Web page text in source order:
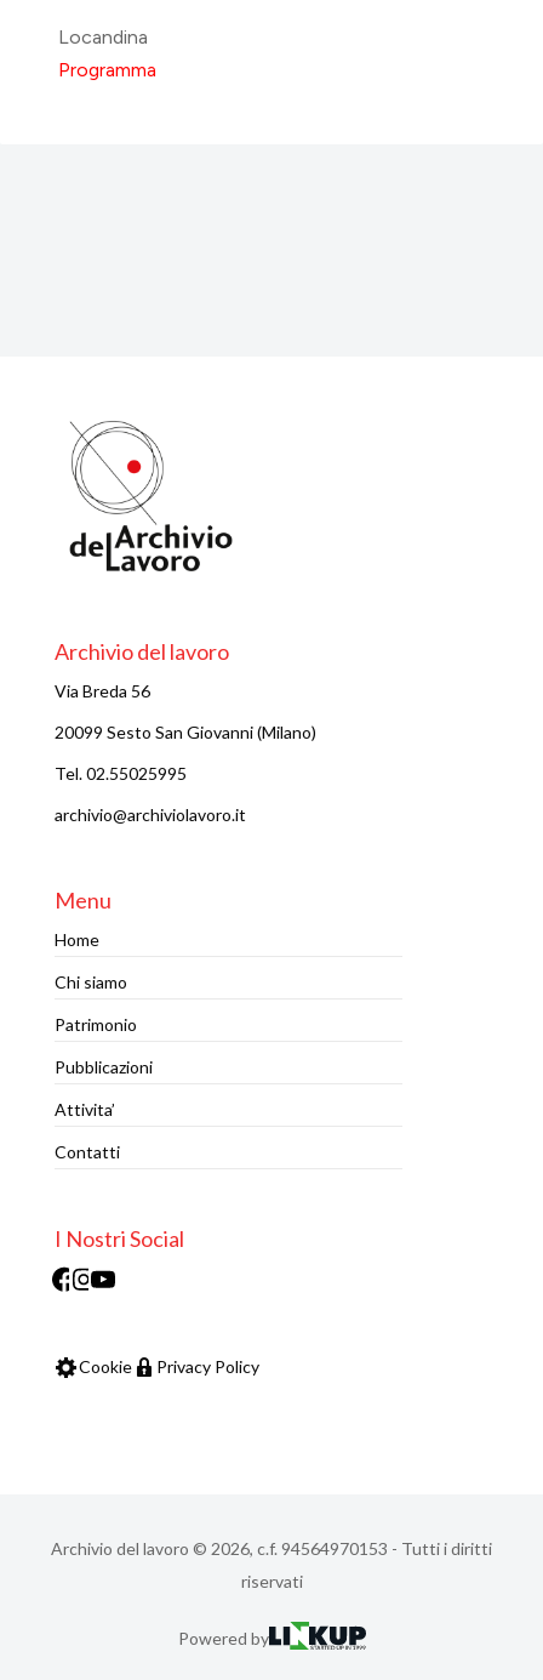
Locandina
Programma
Archivio del lavoro
Via Breda 56
20099 Sesto San Giovanni (Milano)
Tel. 02.55025995
archivio@archiviolavoro.it
Menu
Home
Chi siamo
Patrimonio
Pubblicazioni
Attivita’
Contatti
I Nostri Social
Facebook
Instagram
Cookie Privacy Policy
Archivio del lavoro © 2026, c.f. 94564970153 - Tutti i diritti
riservati
Powered by